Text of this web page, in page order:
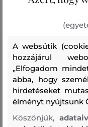
97 % 3 %
A websütik
hozzájárul
„Elfogadom
abba, hogy
hirdetéseket
élményt nyújtsunk
Köszönjük,